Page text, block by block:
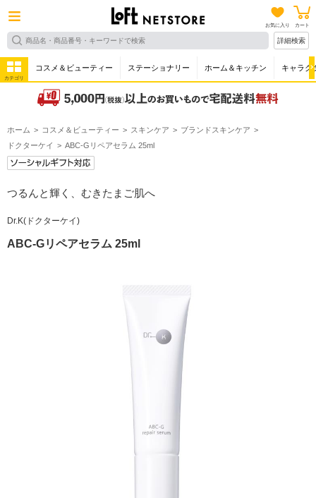
お気に入り カート
詳細検索
カテゴリ
コスメ＆ビューティー ステーショナリー ホーム＆キッチン キャラク
ホーム コスメ＆ビューティー スキンケア
ブランドスキンケア
ドクターケイ
ABC-Gリペアセラム 25ml
つるんと輝く、むきたまご肌へ
Dr.K(ドクターケイ)
ABC-Gリペアセラム 25ml